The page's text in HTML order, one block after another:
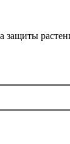
защиты